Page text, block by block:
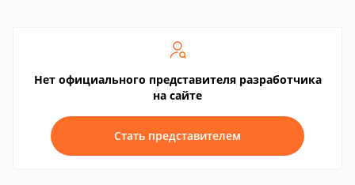
Нет официального представителя разработчика
на сайте
Стать представителем